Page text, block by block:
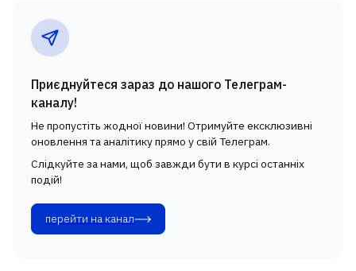
Приєднуйтеся зараз до нашого Телеграм-
каналу!
Не пропустіть жодної новини! Отримуйте ексклюзивні
оновлення та аналітику прямо у свій Телеграм.
Слідкуйте за нами, щоб завжди бути в курсі останніх
подій!
перейти на канал